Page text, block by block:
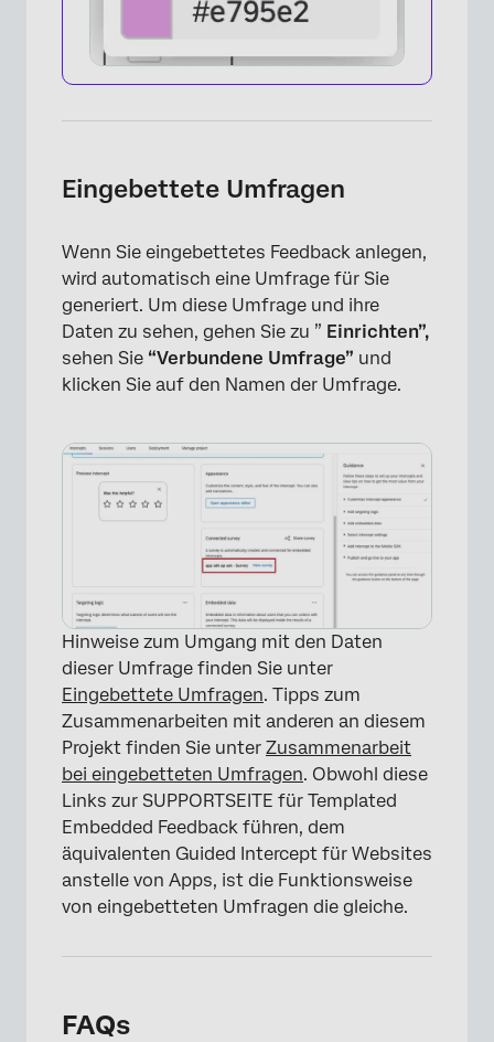
×
Eingebettete Umfragen
Wenn Sie eingebettetes Feedback anlegen,
wird automatisch eine Umfrage für Sie
generiert. Um diese Umfrage und ihre
Daten zu sehen, gehen Sie zu ” Einrichten”,
sehen Sie “Verbundene Umfrage” und
klicken Sie auf den Namen der Umfrage.
Hinweise zum Umgang mit den Daten
dieser Umfrage finden Sie unter
Eingebettete Umfragen. Tipps zum
Zusammenarbeiten mit anderen an diesem
Projekt finden Sie unter Zusammenarbeit
bei eingebetteten Umfragen. Obwohl diese
Links zur SUPPORTSEITE für Templated
Embedded Feedback führen, dem
äquivalenten Guided Intercept für Websites
anstelle von Apps, ist die Funktionsweise
von eingebetteten Umfragen die gleiche.
FAQs